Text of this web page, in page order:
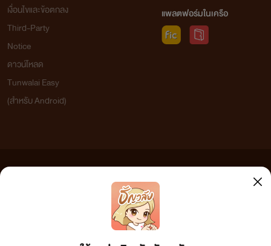
เงื่อนไขและข้อตกลง
Third-Party
Notice
ดาวน์โหลด
Tunwalai Easy
(สำหรับ Android)
แพลตฟอร์มในเครือ
เว็บไซต์แห่งนี้ไม่ได้เห็นด้วยและไม่ขอรับผิดชอบต่อข้อความใดๆ ทั้งสิ้น ดังนั้นผู้อ่านทุกท่านโปรดใช้
วิจารณญาณในการกลั่นกรองด้วยตนเอง และหากท่านพบข้อความใดๆ ที่ขัดต่อกฎหมายและศีลธรรม
กรุณาแจ้งมาที่ tunwalai@ookbee.com เพื่อทีมงานจะได้ดำเนินการในทันที ทั้งนี้ ทางเว็บไซต์ขอสงวน
ลิขสิทธิ์ตามพระราชบัญญัติลิขสิทธิ์ (ฉบับเพิ่มเติม) พ.ศ.2558